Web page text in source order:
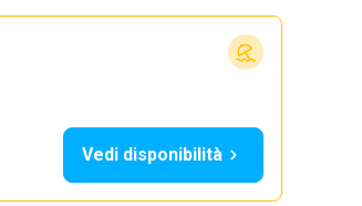
Vedi disponibilità